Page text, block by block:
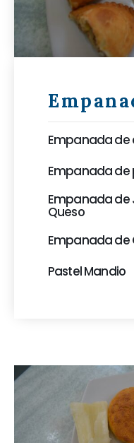
Empanada de
Empanada de
Empanada de
Queso
Empanada de
Pastel Mandio